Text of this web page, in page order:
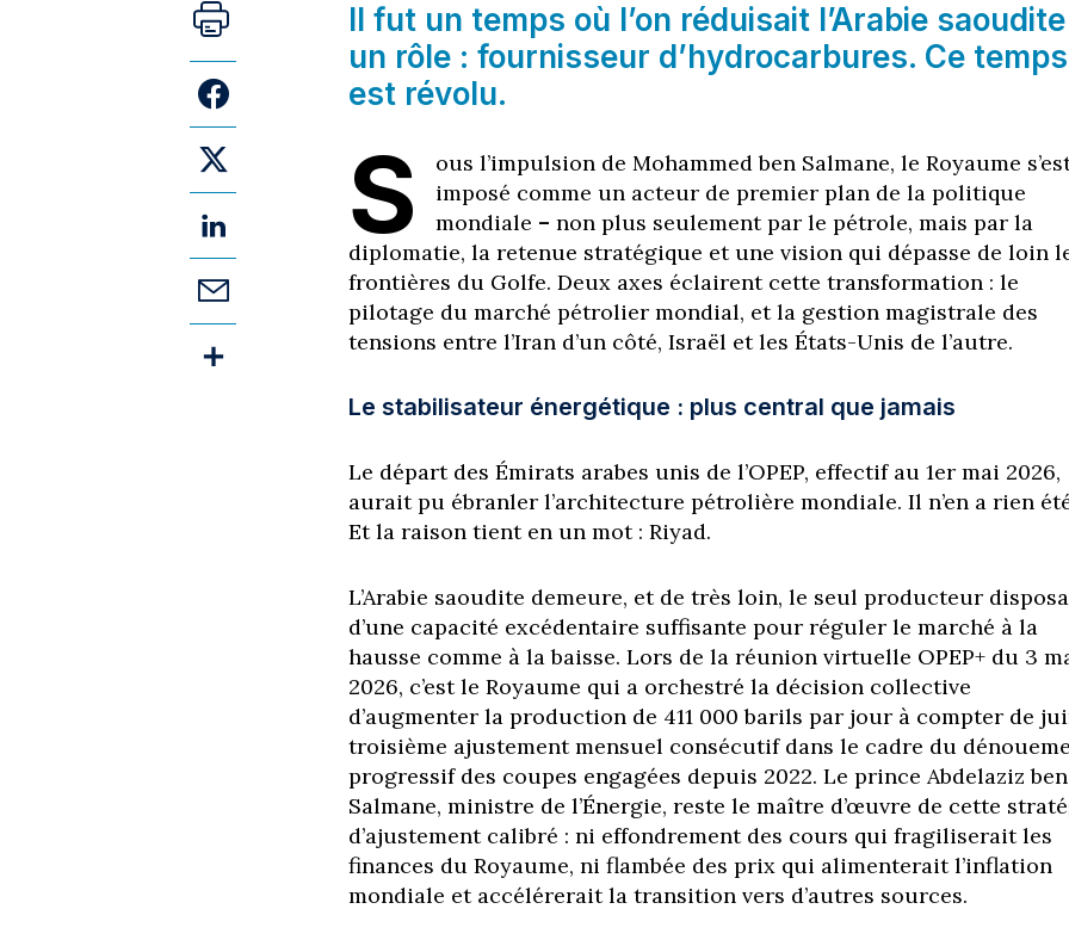
Il fut un temps où l’on réduisait l’Arabie
un rôle : fournisseur d’hydrocarbures. Ce temps
est révolu.
S
ous l’impulsion de Mohammed ben Salmane, le Royaume
imposé comme un acteur de premier plan de la politique
mondiale – non plus seulement par le pétrole, mais par la
diplomatie, la retenue stratégique et une vision qui dépasse de loin
frontières du Golfe. Deux axes éclairent cette transformation : le
pilotage du marché pétrolier mondial, et la gestion magistrale des
tensions entre l’Iran d’un côté, Israël et les États-Unis de l’autre.
Le stabilisateur énergétique : plus central que jamais
Le départ des Émirats arabes unis de l’OPEP, effectif au 1er mai 2026,
aurait pu ébranler l’architecture pétrolière mondiale. Il n’en a rien
Et la raison tient en un mot : Riyad.
L’Arabie saoudite demeure, et de très loin, le seul producteur
d’une capacité excédentaire suffisante pour réguler le marché à la
hausse comme à la baisse. Lors de la réunion virtuelle OPEP+ du 3
2026, c’est le Royaume qui a orchestré la décision collective
d’augmenter la production de 411 000 barils par jour à compter de
troisième ajustement mensuel consécutif dans le cadre du
progressif des coupes engagées depuis 2022. Le prince Abdelaziz ben
Salmane, ministre de l’Énergie, reste le maître d’œuvre de cette
d’ajustement calibré : ni effondrement des cours qui fragiliserait les
finances du Royaume, ni flambée des prix qui alimenterait l’inflation
mondiale et accélérerait la transition vers d’autres sources.